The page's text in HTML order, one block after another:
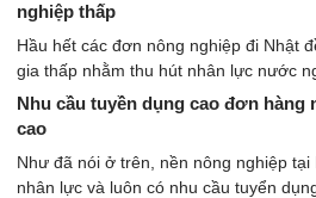
nghiệp thấp
Hầu hết các đơn nông nghiệp đi Nhật
gia thấp nhằm thu hút nhân lực nước
Nhu cầu tuyền dụng cao đơn hàng
cao
Như đã nói ở trên, nền nông nghiệp tại
nhân lực và luôn có nhu cầu tuyển